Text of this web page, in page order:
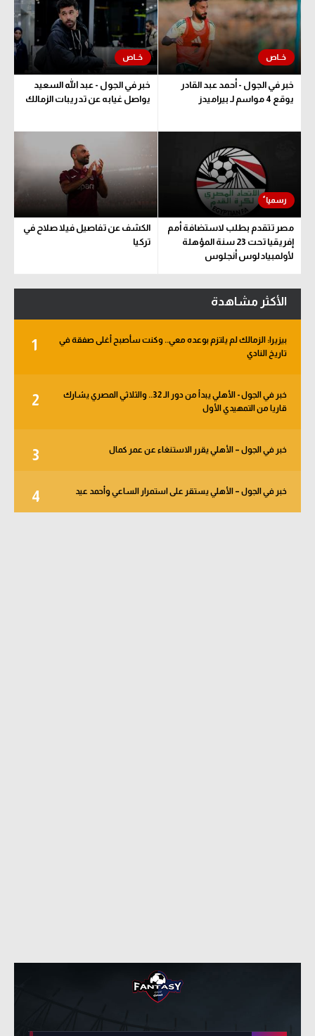
خبر في الجول - أحمد عبد القادر
يوقع 4 مواسم لـ بيراميدز
خبر في الجول - عبد الله السعيد
يواصل غيابه عن تدريبات الزمالك
مصر تتقدم بطلب لاستضافة أمم
إفريقيا تحت 23 سنة المؤهلة
لأولمبياد لوس أنجلوس
الكشف عن تفاصيل فيلا صلاح في
تركيا
الأكثر مشاهدة
1
بيزيرا: الزمالك لم يلتزم بوعده معي.. وكنت سأصبح أغلى صفقة في
تاريخ النادي
2
خبر في الجول - الأهلي يبدأ من دور الـ 32.. والثلاثي المصري يشارك
قاريا من التمهيدي الأول
3 خبر في الجول – الأهلي يقرر الاستنغاء عن عمر كمال
4 خبر في الجول – الأهلي يستقر على استمرار الساعي وأحمد عيد